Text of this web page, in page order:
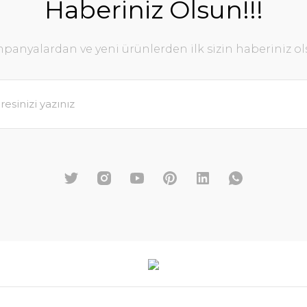
Haberiniz Olsun!!!
ve yeni ürünlerden ilk sizin haberiniz